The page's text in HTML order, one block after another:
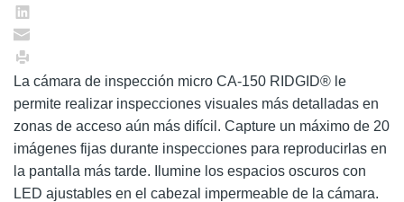
La cámara de inspección micro CA-150 RIDGID® le
permite realizar inspecciones visuales más detalladas en
zonas de acceso aún más difícil. Capture un máximo de 20
imágenes fijas durante inspecciones para reproducirlas en
la pantalla más tarde. Ilumine los espacios oscuros con
LED ajustables en el cabezal impermeable de la cámara.